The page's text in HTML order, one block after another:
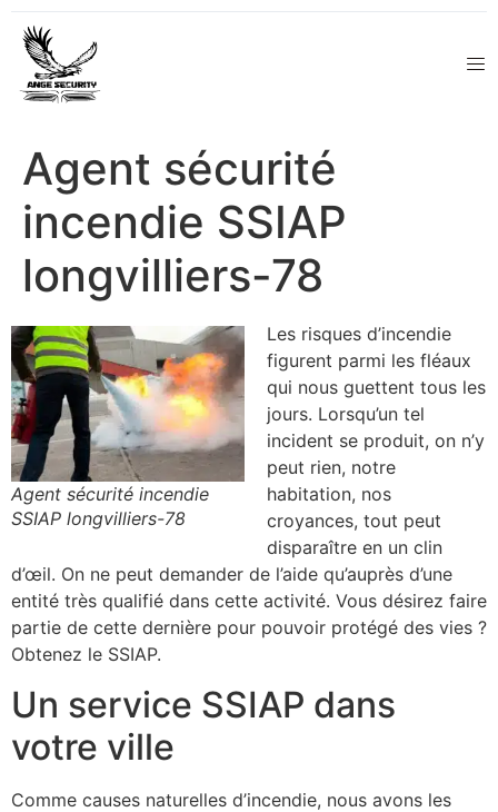
Agent sécurité
incendie SSIAP
longvilliers-78
Agent sécurité incendie
SSIAP longvilliers-78
Les risques d’incendie
figurent parmi les fléaux
qui nous guettent tous les
jours. Lorsqu’un tel
incident se produit, on n’y
peut rien, notre
habitation, nos
croyances, tout peut
disparaître en un clin
d’œil. On ne peut demander de l’aide qu’auprès d’une
entité très qualifié dans cette activité. Vous désirez faire
partie de cette dernière pour pouvoir protégé des vies ?
Obtenez le SSIAP.
Un service SSIAP dans
votre ville
Comme causes naturelles d’incendie, nous avons les